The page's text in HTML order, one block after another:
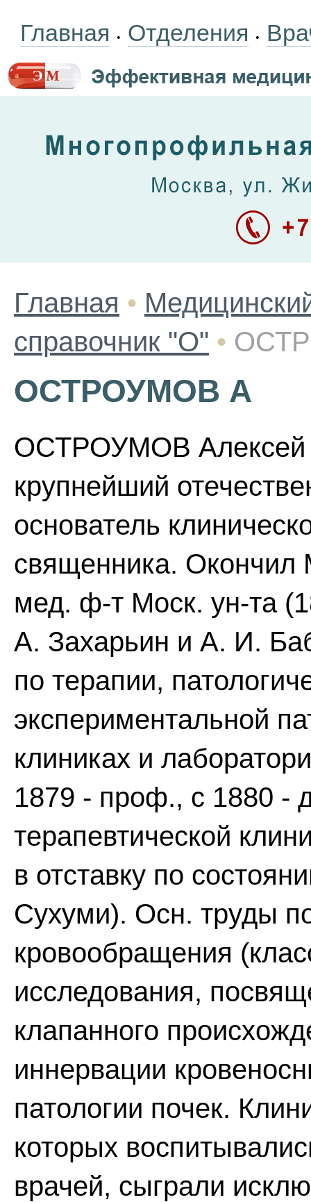
Главная • Отделения •
Главная •
справочник "О" •
ОСТРОУМОВ А
ОСТРОУМОВ Алексей
крупнейший
основатель
священника. Окончил
мед. ф-т Моск. ун-та
А. Захарьин и А. И.
по терапии,
экспериментальной
клиниках и
1879 - проф., с 1880 -
терапевтической
в отставку по
Сухуми). Осн. труды
кровообращения
исследования,
клапанного
иннервации
патологии почек.
которых
врачей, сыграли